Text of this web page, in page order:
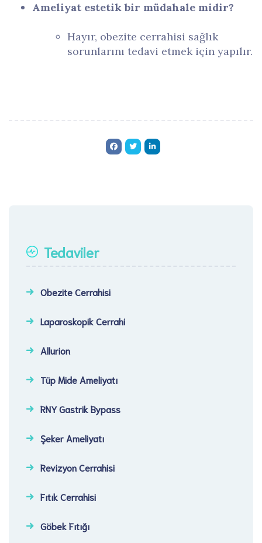
Ameliyat estetik bir müdahale midir?
Hayır, obezite cerrahisi sağlık
sorunlarını tedavi etmek için yapılır.
Tedaviler
Obezite Cerrahisi
Laparoskopik Cerrahi​
Allurion
Tüp Mide Ameliyatı
RNY Gastrik Bypass
Şeker Ameliyatı​
Revizyon Cerrahisi​
Fıtık Cerrahisi​
Göbek Fıtığı​